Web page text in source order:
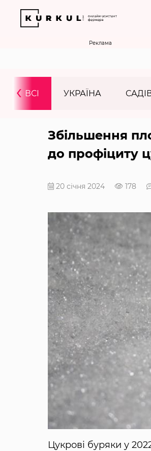
Реклама
ВСІ УКРАЇНА
‹
Збільшення
до профіциту
20 січня 2024 178
Цукрові буряки у